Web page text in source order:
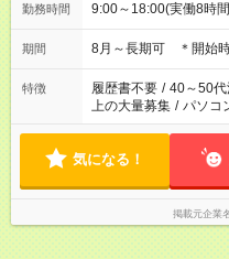
勤務時間 9:00～18:00(実働8時
期間 8月～長期可 ＊開始
特徴 履歴書不要 / 40～50代
上の大量募集 / パソコ
気になる！
掲載元企業